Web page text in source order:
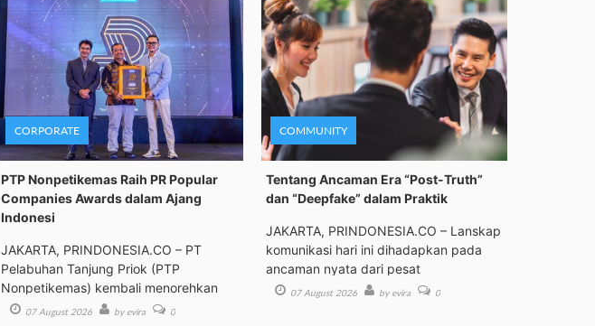
CORPORATE
PTP Nonpetikemas Raih PR Popular
Companies Awards dalam Ajang
Indonesi
JAKARTA, PRINDONESIA.CO – PT
Pelabuhan Tanjung Priok (PTP
Nonpetikemas) kembali menorehkan
pre 07 August 2026 by evira 0
COMMUNITY
Tentang Ancaman Era “Post-Truth”
dan “Deepfake” dalam Praktik
JAKARTA, PRINDONESIA.CO – Lanskap
komunikasi hari ini dihadapkan pada
ancaman nyata dari pesat
07 August 2026 by evira 0